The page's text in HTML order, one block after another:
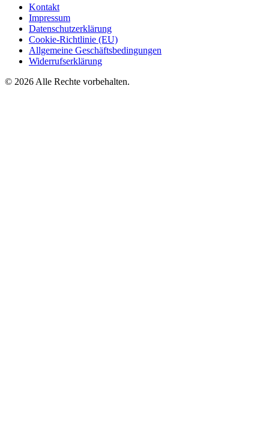
Kontakt
Impressum
Datenschutzerklärung
Cookie-Richtlinie (EU)
Allgemeine Geschäftsbedingungen
Widerrufserklärung
© 2026 Alle Rechte vorbehalten.